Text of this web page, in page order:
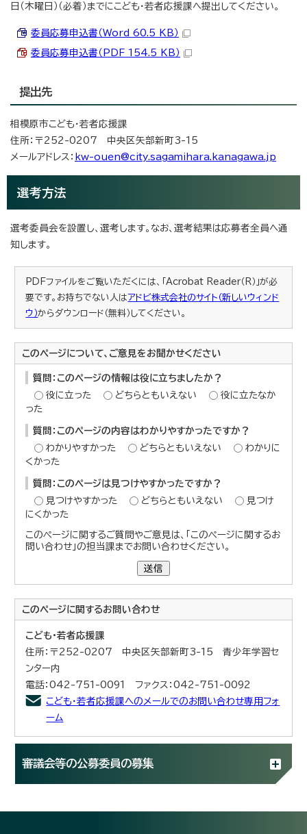
日（木曜日）（必着）までにこども・若者応援課へ提出してください。
委員応募申込書（Word 60.5 KB）
委員応募申込書（PDF 154.5 KB）
提出先
相模原市こども・若者応援課
住所：〒252-0207 中央区矢部新町3-15
メールアドレス： kw-ouen@city.sagamihara.kanagawa.jp
選考方法
選考委員会を設置し、選考します。なお、選考結果は応募者全員へ通
知します。
PDFファイルをご覧いただくには、「Acrobat Reader（R）」が必
要です。お持ちでない人はアドビ株式会社のサイト（新しいウィンド
ウ）からダウンロード（無料）してください。
このページについて、ご意見をお聞かせください
質問：このページの情報は役に立ちましたか？
役に立った
どちらともいえない
役に立たなか
った
質問：このページの内容はわかりやすかったですか？
わかりやすかった
どちらともいえない
わかりに
くかった
質問：このページは見つけやすかったですか？
見つけやすかった
どちらともいえない
見つけ
にくかった
このページに関するご質問やご意見は、「このページに関するお
問い合わせ」の担当課までお問い合わせください。
送信
このページに関するお問い合わせ
こども・若者応援課
住所：〒252-0207 中央区矢部新町3-15 青少年学習セ
ンター内
電話：042-751-0091 ファクス：042-751-0092
こども・若者応援課へのメールでのお問い合わせ専用フォ
ーム
審議会等の公募委員の募集